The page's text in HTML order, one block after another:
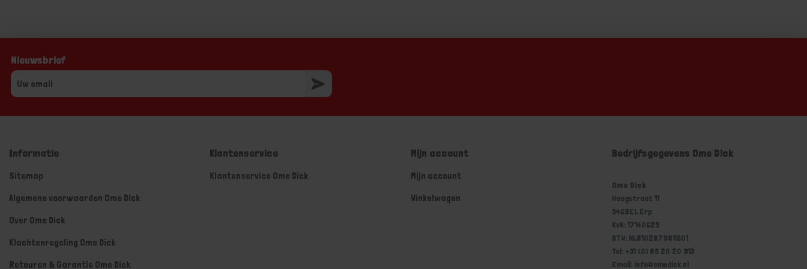
Nieuwsbrief
Informatie
Sitemap
Algemene voorwaarden Ome Dick
Over Ome Dick
Klachtenregeling Ome Dick
Retouren & Garantie Ome Dick
Klantenservice
Klantenservice Ome Dick
Mijn account
Mijn account
Winkelwagen
Bedrijfsgegevens Ome Dick
Ome Dick
Hoogstraat 11
5469EL Erp
KvK: 17140625
BTW: NL810287985B01
Tel: +31 (0) 85 20 20 913
Email: info@omedick.nl